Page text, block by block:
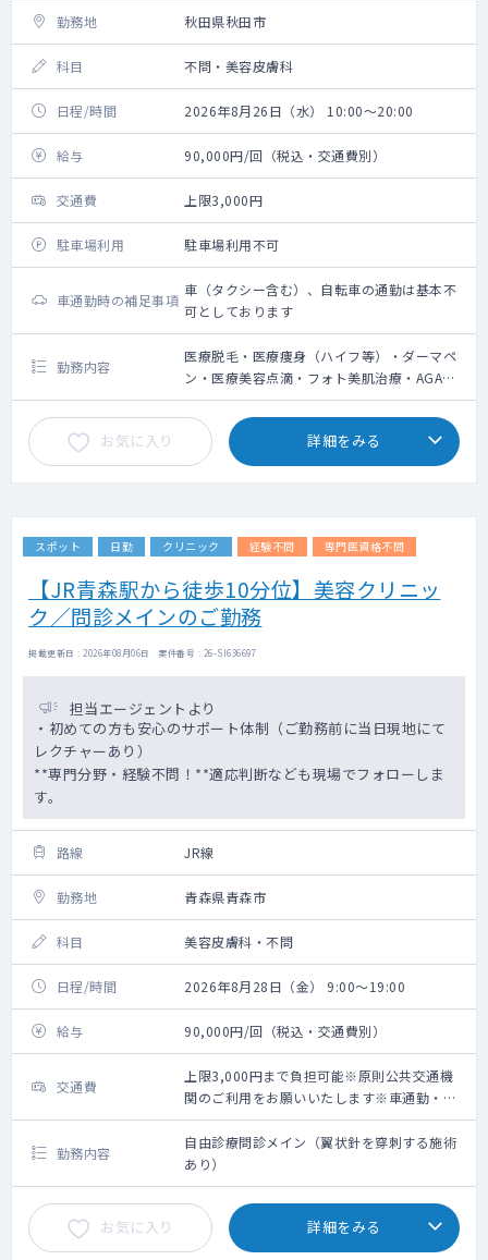
勤務地 秋田県秋田市
科目 不問・美容皮膚科
日程/時間 2026年8月26日（水） 10:00～20:00
給与 90,000円/回（税込・交通費別）
交通費 上限3,000円
駐車場利用 駐車場利用不可
車通勤時の補足事項
車（タクシー含む）、自転車の通勤は基本不
可としております
勤務内容
医療脱毛・医療痩身（ハイフ等）・ダーマペ
ン・医療美容点滴・フォト美肌治療・AGA治
療の問診業務、施術によるやけど等の診察
お気に入り 詳細をみる
スポット 日勤 クリニック 経験不問 専門医資格不問
【JR青森駅から徒歩10分位】美容クリニッ
ク／問診メインのご勤務
掲載更新日 : 2026年08月06日 案件番号 : 26-SI636697
担当エージェントより
・初めての方も安心のサポート体制（ご勤務前に当日現地にて
レクチャーあり）
**専門分野・経験不問！**適応判断なども現場でフォローしま
す。
路線 JR線
勤務地 青森県青森市
科目 美容皮膚科・不問
日程/時間 2026年8月28日（金） 9:00～19:00
給与 90,000円/回（税込・交通費別）
交通費
上限3,000円まで負担可能※原則公共交通機
関のご利用をお願いいたします※車通勤・タ
クシー利用要相談
勤務内容
自由診療問診メイン（翼状針を穿刺する施術
あり）
お気に入り 詳細をみる